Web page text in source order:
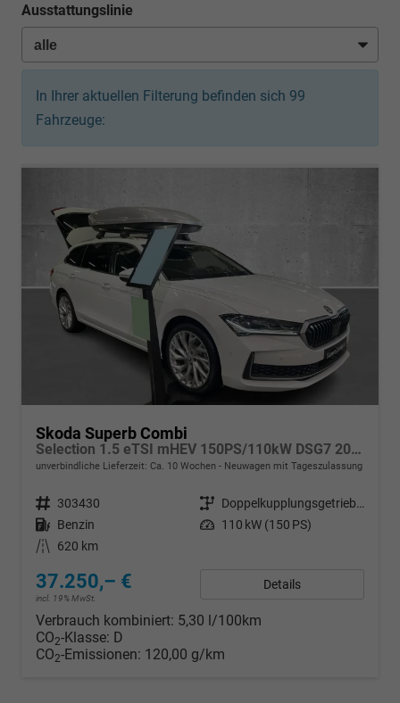
Ausstattungslinie
In Ihrer aktuellen Filterung befinden sich 99
Fahrzeuge:
Skoda Superb Combi
Selection 1.5 eTSI mHEV 150PS/110kW DSG7 2026
unverbindliche Lieferzeit: Ca. 10 Wochen Neuwagen mit Tageszulassung
Fahrzeugnr. 303430 Getriebe
Doppelkupplungsgetriebe (DSG)
Kraftstoff Benzin Leistung 110 kW (150 PS)
Kilometerstand
620 km
37.250,– €
incl. 19% MwSt.
Details
Verbrauch kombiniert: 5,30 l/100km
CO2-Klasse: D
CO2-Emissionen: 120,00 g/km